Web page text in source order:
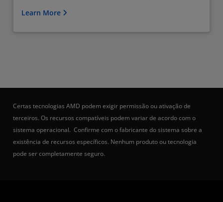
Learn More
Certas tecnologias AMD podem exigir permissão ou ativação de
terceiros. Os recursos compatíveis podem variar de acordo com o
sistema operacional. Confirme com o fabricante do sistema sobre a
existência de recursos específicos. Nenhum produto ou tecnologia
pode ser completamente seguro.